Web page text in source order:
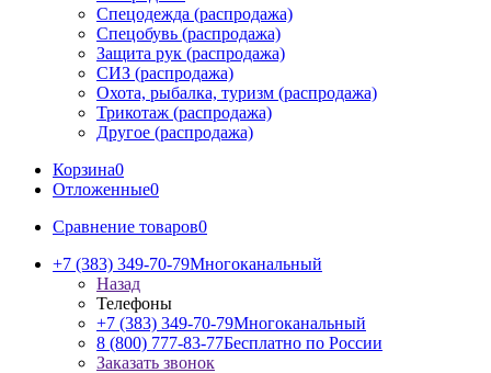
Спецодежда (распродажа)
Спецобувь (распродажа)
Защита рук (распродажа)
СИЗ (распродажа)
Охота, рыбалка, туризм (распродажа)
Трикотаж (распродажа)
Другое (распродажа)
Корзина0
Отложенные0
Сравнение товаров0
+7 (383) 349-70-79Многоканальный
Назад
Телефоны
+7 (383) 349-70-79Многоканальный
8 (800) 777-83-77Бесплатно по России
Заказать звонок